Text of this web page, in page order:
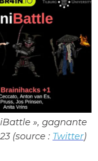
», gagnante
(source : Twitter)